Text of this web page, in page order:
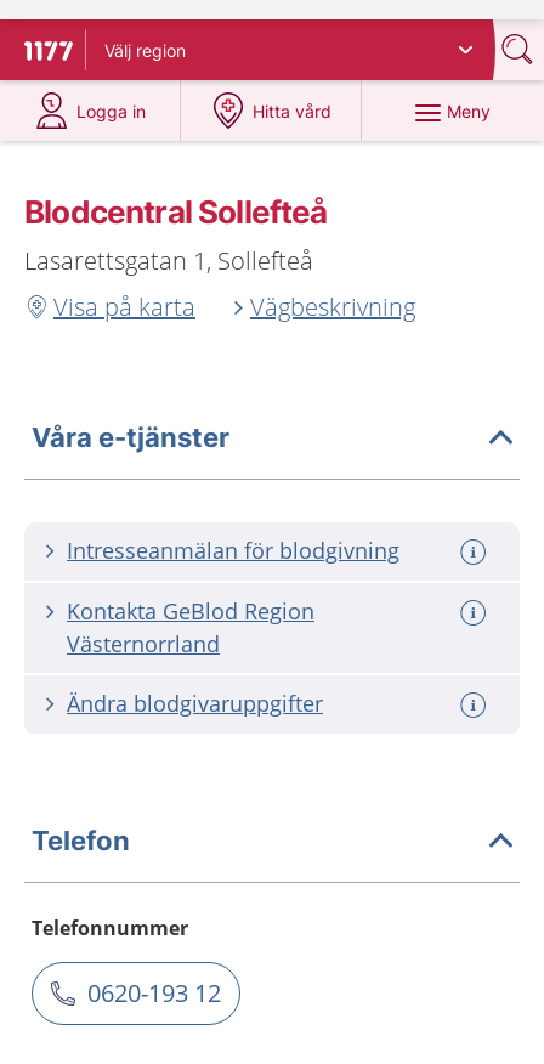
Till startsidan för 1177
Välj region
Logga in
på 1177.se
Hitta vård
på 1177.se
Meny
Blodcentral Sollefteå
Lasarettsgatan 1, Sollefteå
Visa på karta
Vägbeskrivning
Våra e-tjänster
Intresseanmälan för blodgivning
Kontakta GeBlod Region
Västernorrland
Ändra blodgivaruppgifter
Telefon
Telefonnummer
0620-193 12